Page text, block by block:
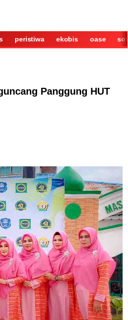
peristiwa ekobis oase
Panggung HUT